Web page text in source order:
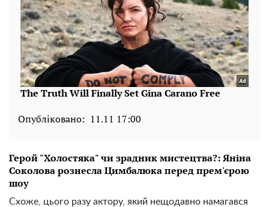
Опубліковано: 11.11 17:00
Герой "Холостяка" чи зрадник мистецтва?: Яніна
Соколова рознесла Цимбалюка перед прем'єрою
шоу
Схоже, цього разу актору, який нещодавно намагався